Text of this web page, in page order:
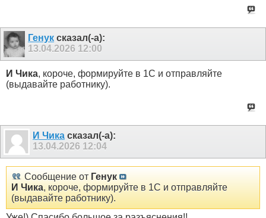
Генук сказал(-а):
13.04.2026 12:00
И Чика, короче, формируйте в 1С и отправляйте
(выдавайте работнику).
И Чика сказал(-а):
13.04.2026 12:04
Сообщение от Генук
И Чика, короче, формируйте в 1С и отправляйте
(выдавайте работнику).